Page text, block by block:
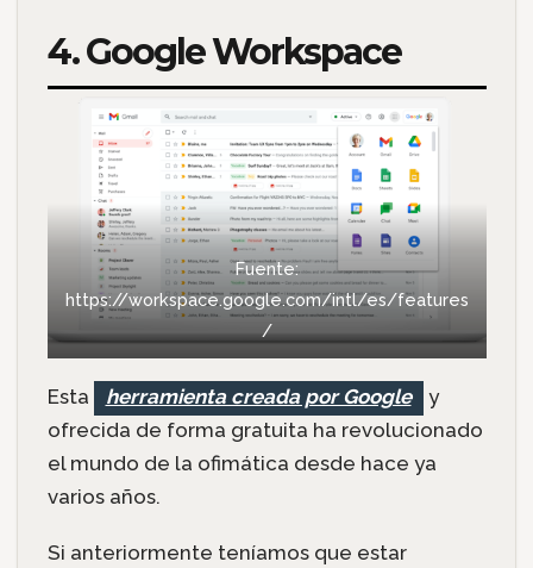
4. Google Workspace
Fuente:
https://workspace.google.com/intl/es/features
/
Esta herramienta creada por Google
y
ofrecida de forma gratuita ha revolucionado
el mundo de la ofimática desde hace ya
varios años.
Si anteriormente teníamos que estar